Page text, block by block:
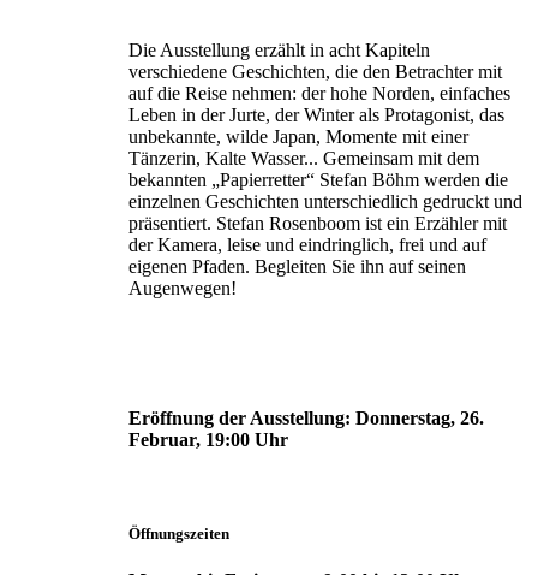
Die Ausstellung erzählt in acht Kapiteln
verschiedene Geschichten, die den Betrachter mit
auf die Reise nehmen: der hohe Norden, einfaches
Leben in der Jurte, der Winter als Protagonist, das
unbekannte, wilde Japan, Momente mit einer
Tänzerin, Kalte Wasser... Gemeinsam mit dem
bekannten „Papierretter“ Stefan Böhm werden die
einzelnen Geschichten unterschiedlich gedruckt und
präsentiert. Stefan Rosenboom ist ein Erzähler mit
der Kamera, leise und eindringlich, frei und auf
eigenen Pfaden. Begleiten Sie ihn auf seinen
Augenwegen!
Eröffnung der Ausstellung: Donnerstag, 26.
Februar, 19:00 Uhr
Öffnungszeiten